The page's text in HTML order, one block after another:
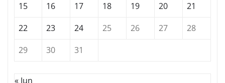
15
16 17 18 19 20
21
22
23 24 25 26 27
28
29
30 31
« Jun